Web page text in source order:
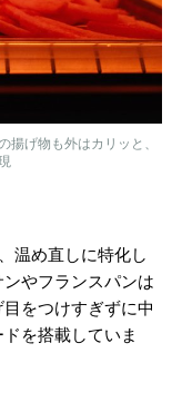
揚げ物も外はカリッと、
温め直しに特化し
やフランスパンは
をつけすぎずに中
を搭載していま